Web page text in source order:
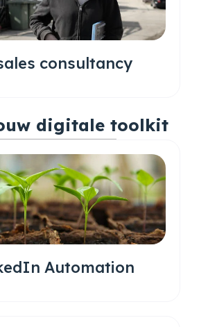
consultancy
digitale toolkit
Automation